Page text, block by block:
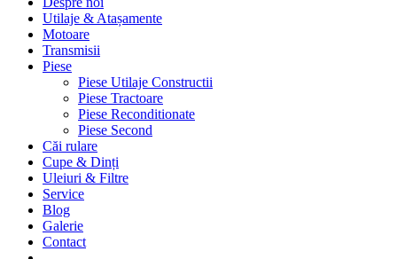
Utilaje & Atașamente
Motoare
Transmisii
Piese
Piese Utilaje Constructii
Piese Tractoare
Piese Reconditionate
Piese Second
Căi rulare
Cupe & Dinți
Uleiuri & Filtre
Service
Blog
Galerie
Contact